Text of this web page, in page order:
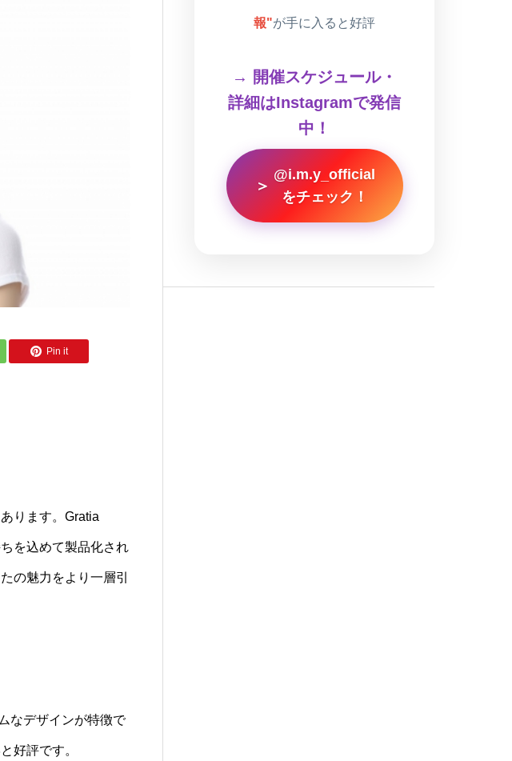
Pin it
ります。Gratia
を込めて製品化され
の魅力をより一層引
なデザインが特徴で
好評です。
報"が手に入ると好評
→ 開催スケジュール・
詳細はInstagramで発信
中！
＞
@i.m.y_official
をチェック！